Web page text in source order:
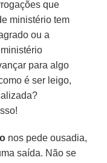
que
ministério tem
ou a
para algo
é ser leigo,
nos pede ousadia,
saída. Não se